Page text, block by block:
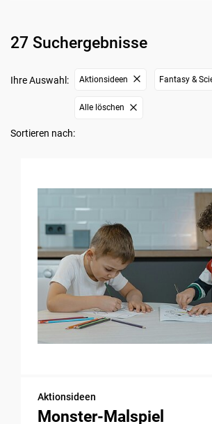
27 Suchergebnisse
Ihre Auswahl: Aktionsideen Fantasy &
Alle löschen
Sortieren nach:
Aktionsideen
Monster-Malspiel